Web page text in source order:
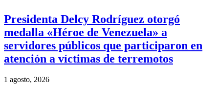
Presidenta Delcy Rodríguez otorgó
medalla «Héroe de Venezuela» a
servidores públicos que participaron en
atención a víctimas de terremotos
1 agosto, 2026